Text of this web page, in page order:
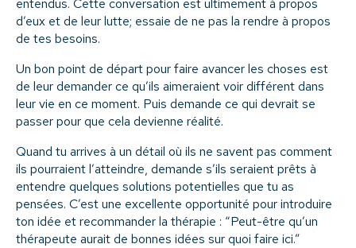
entendus. Cette conversation est ultimement à propos
d’eux et de leur lutte; essaie de ne pas la rendre à propos
de tes besoins.
Un bon point de départ pour faire avancer les choses est
de leur demander ce qu’ils aimeraient voir différent dans
leur vie en ce moment. Puis demande ce qui devrait se
passer pour que cela devienne réalité.
Quand tu arrives à un détail où ils ne savent pas comment
ils pourraient l’atteindre, demande s’ils seraient prêts à
entendre quelques solutions potentielles que tu as
pensées. C’est une excellente opportunité pour introduire
ton idée et recommander la thérapie : “Peut-être qu’un
thérapeute aurait de bonnes idées sur quoi faire ici.”